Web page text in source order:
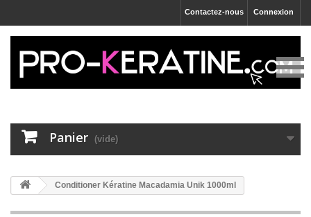
Connexion
Contactez-nous
Panier (vide)
Conditioner Kératine Macadamia Unik 1000ml